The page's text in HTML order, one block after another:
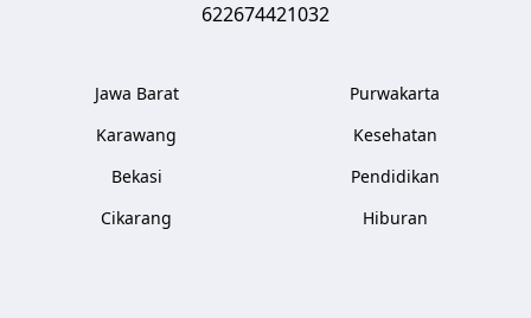
622674421032
Jawa Barat
Karawang
Bekasi
Cikarang
Purwakarta
Kesehatan
Pendidikan
Hiburan